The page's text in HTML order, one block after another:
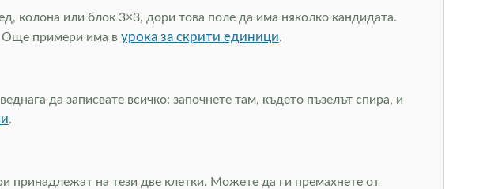
колона или блок 3×3, дори това поле да има няколко кандидата.
Още примери има в урока за скрити единици.
да записвате всичко: започнете там, където пъзелът спира, и
.
принадлежат на тези две клетки. Можете да ги премахнете от